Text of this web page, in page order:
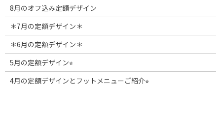
8月のオフ込み定額デザイン
＊7月の定額デザイン＊
＊6月の定額デザイン＊
5月の定額デザイン⭐︎
4月の定額デザインとフットメニューご紹介⭐︎